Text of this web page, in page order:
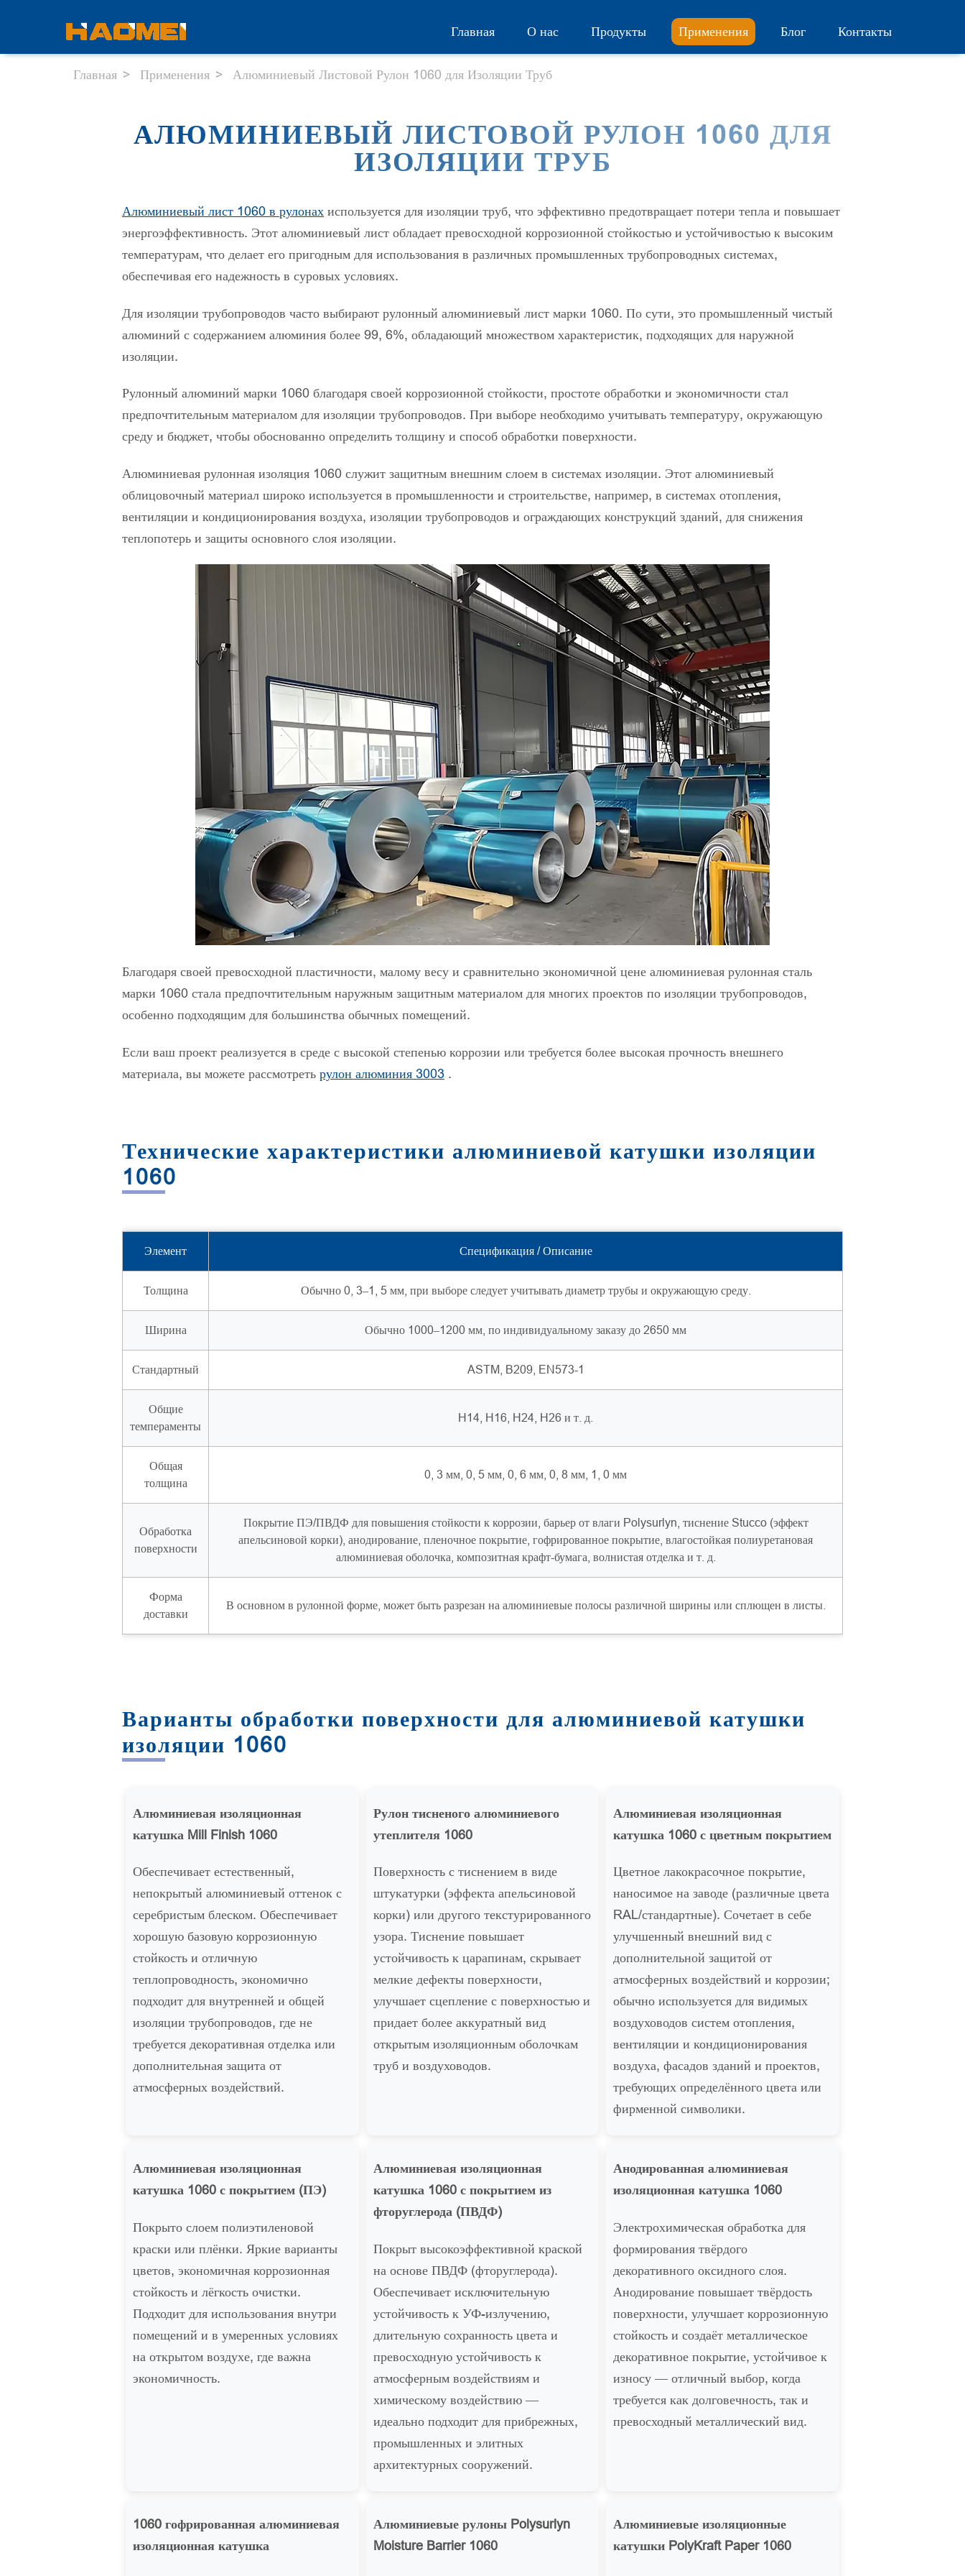
Главная О нас Продукты Применения Блог Контакты
Главная Применения Алюминиевый Листовой Рулон 1060 для Изоляции Труб
АЛЮМИНИЕВЫЙ ЛИСТОВОЙ РУЛОН 1060 ДЛЯ
ИЗОЛЯЦИИ ТРУБ
Алюминиевый лист 1060 в рулонах используется для изоляции труб, что эффективно предотвращает потери тепла и повышает
энергоэффективность. Этот алюминиевый лист обладает превосходной коррозионной стойкостью и устойчивостью к высоким
температурам, что делает его пригодным для использования в различных промышленных трубопроводных системах,
обеспечивая его надежность в суровых условиях.
Для изоляции трубопроводов часто выбирают рулонный алюминиевый лист марки 1060. По сути, это промышленный чистый
алюминий с содержанием алюминия более 99, 6%, обладающий множеством характеристик, подходящих для наружной
изоляции.
Рулонный алюминий марки 1060 благодаря своей коррозионной стойкости, простоте обработки и экономичности стал
предпочтительным материалом для изоляции трубопроводов. При выборе необходимо учитывать температуру, окружающую
среду и бюджет, чтобы обоснованно определить толщину и способ обработки поверхности.
Алюминиевая рулонная изоляция 1060 служит защитным внешним слоем в системах изоляции. Этот алюминиевый
облицовочный материал широко используется в промышленности и строительстве, например, в системах отопления,
вентиляции и кондиционирования воздуха, изоляции трубопроводов и ограждающих конструкций зданий, для снижения
теплопотерь и защиты основного слоя изоляции.
Благодаря своей превосходной пластичности, малому весу и сравнительно экономичной цене алюминиевая рулонная сталь
марки 1060 стала предпочтительным наружным защитным материалом для многих проектов по изоляции трубопроводов,
особенно подходящим для большинства обычных помещений.
Если ваш проект реализуется в среде с высокой степенью коррозии или требуется более высокая прочность внешнего
материала, вы можете рассмотреть рулон алюминия 3003 .
Технические характеристики алюминиевой катушки изоляции
1060
Элемент Спецификация / Описание
Толщина Обычно 0, 3–1, 5 мм, при выборе следует учитывать диаметр трубы и окружающую среду.
Ширина Обычно 1000–1200 мм, по индивидуальному заказу до 2650 мм
Стандартный ASTM, B209, EN573-1
Общие
темпераменты
H14, H16, H24, H26 и т. д.
Общая
толщина
0, 3 мм, 0, 5 мм, 0, 6 мм, 0, 8 мм, 1, 0 мм
Обработка
поверхности
Покрытие ПЭ/ПВДФ для повышения стойкости к коррозии, барьер от влаги Polysurlyn, тиснение Stucco (эффект
апельсиновой корки), анодирование, пленочное покрытие, гофрированное покрытие, влагостойкая полиуретановая
алюминиевая оболочка, композитная крафт-бумага, волнистая отделка и т. д.
Форма
доставки
В основном в рулонной форме, может быть разрезан на алюминиевые полосы различной ширины или сплющен в листы.
Варианты обработки поверхности для алюминиевой катушки
изоляции 1060
Алюминиевая изоляционная
катушка Mill Finish 1060
Обеспечивает естественный,
непокрытый алюминиевый оттенок с
серебристым блеском. Обеспечивает
хорошую базовую коррозионную
стойкость и отличную
теплопроводность, экономично
подходит для внутренней и общей
изоляции трубопроводов, где не
требуется декоративная отделка или
дополнительная защита от
атмосферных воздействий.
Рулон тисненого алюминиевого
утеплителя 1060
Поверхность с тиснением в виде
штукатурки (эффекта апельсиновой
корки) или другого текстурированного
узора. Тиснение повышает
устойчивость к царапинам, скрывает
мелкие дефекты поверхности,
улучшает сцепление с поверхностью и
придает более аккуратный вид
открытым изоляционным оболочкам
труб и воздуховодов.
Алюминиевая изоляционная
катушка 1060 с цветным покрытием
Цветное лакокрасочное покрытие,
наносимое на заводе (различные цвета
RAL/стандартные). Сочетает в себе
улучшенный внешний вид с
дополнительной защитой от
атмосферных воздействий и коррозии;
обычно используется для видимых
воздуховодов систем отопления,
вентиляции и кондиционирования
воздуха, фасадов зданий и проектов,
требующих определённого цвета или
фирменной символики.
Алюминиевая изоляционная
катушка 1060 с покрытием (ПЭ)
Покрыто слоем полиэтиленовой
краски или плёнки. Яркие варианты
цветов, экономичная коррозионная
стойкость и лёгкость очистки.
Подходит для использования внутри
помещений и в умеренных условиях
на открытом воздухе, где важна
экономичность.
Алюминиевая изоляционная
катушка 1060 с покрытием из
фторуглерода (ПВДФ)
Покрыт высокоэффективной краской
на основе ПВДФ (фторуглерода).
Обеспечивает исключительную
устойчивость к УФ-излучению,
длительную сохранность цвета и
превосходную устойчивость к
атмосферным воздействиям и
химическому воздействию —
идеально подходит для прибрежных,
промышленных и элитных
архитектурных сооружений.
Анодированная алюминиевая
изоляционная катушка 1060
Электрохимическая обработка для
формирования твёрдого
декоративного оксидного слоя.
Анодирование повышает твёрдость
поверхности, улучшает коррозионную
стойкость и создаёт металлическое
декоративное покрытие, устойчивое к
износу — отличный выбор, когда
требуется как долговечность, так и
превосходный металлический вид.
1060 гофрированная алюминиевая
изоляционная катушка
Алюминиевые рулоны Polysurlyn
Moisture Barrier 1060
Алюминиевые изоляционные
катушки PolyKraft Paper 1060